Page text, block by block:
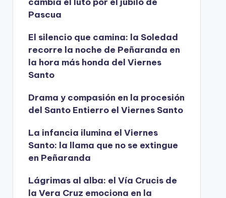
v
í
d
e
o
Pascua
El silencio que camina: la Soledad
recorre la noche de Peñaranda en
la hora más honda del Viernes
Santo
Drama y compasión en la procesión
del Santo Entierro el Viernes Santo
La infancia ilumina el Viernes
Santo: la llama que no se extingue
en Peñaranda
Lágrimas al alba: el Vía Crucis de
la Vera Cruz emociona en la